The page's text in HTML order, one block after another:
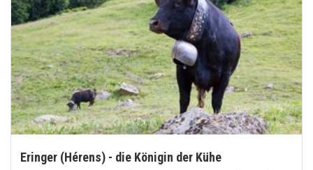
Eringer (Hérens) - die Königin der Kühe